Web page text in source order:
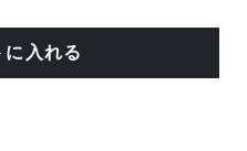
に入れる